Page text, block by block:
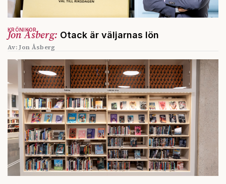
Jon Åsberg: Otack är väljarnas lön
KRÖNIKOR
Av: Jon Åsberg